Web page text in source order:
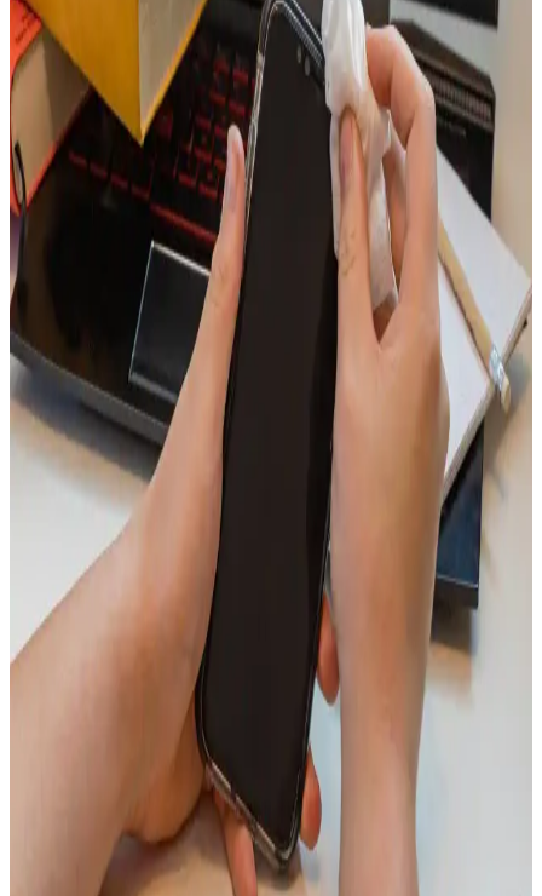
Kulaklık Temizliği ve Bakımı: Hijyen ve
Performansı Artırmak İçin Temel İpuçları
Düzenli kulaklık temizliği, hijyen ve cihaz ömrü için önemlidir.
Uygun malzemeler ve dikkatli bakım ipuçlarıyla kulaklıklarınızı
temiz tutun ve sağlığınızı koruyun.
Telefon Deliklerini Temizleme Yöntemleri ve Dikkat
Edilmesi Gerekenler
Telefon delikleri ve portları düzenli temizlenmeli, uygun araçlar ve
tekniklerle kir ve tozdan arındırılmalı, cihazın performansı ve hijyeni
korunmalıdır.
Kulak İçi Kulaklık Temizliği ve Hijyen İçin En İyi
Uygulamalar Rehberi
Kulak içi kulaklıkların hijyen ve performansını artırmak için doğru
temizlik ve bakım yöntemlerini öğrenin. Sağlıklı kullanım için
ipuçları ve öneriler burada.
Kulak İçi Kulaklıkların Temizliği İçin Detaylı
Rehber ve En İyi Uygulamalar
Kulak içi kulaklıkların hijyenik temizliği, sağlık ve performans için
önemlidir. Doğru yöntemler ve dikkat edilmesi gerekenler hakkında
detaylı bilgiler içerir.
Aura Cleanmax Kullanım Kılavuzu: Spa ve
Güzellik Merkezlerinde Doğru Kullanım İpuçları
Aura Cleanmax kullanımı için temel bilgiler ve ipuçları. Doğru
talimatlar ve hijyen kurallarıyla spa deneyiminizi optimize edin,
rahatlamanın keyfini çıkarın.
Kulakiçi Kulaklık Temizliği ve Hijyen İpuçları Cihaz
Performansını Artırmak İçin